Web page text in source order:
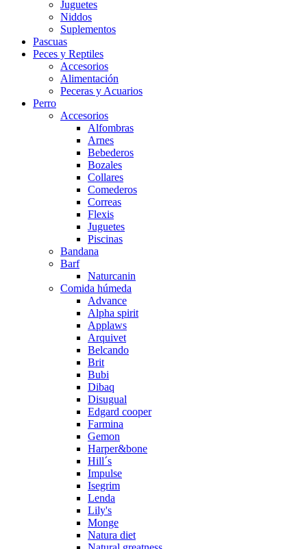
Juguetes
Niddos
Suplementos
Pascuas
Peces y Reptiles
Accesorios
Alimentación
Peceras y Acuarios
Perro
Accesorios
Alfombras
Arnes
Bebederos
Bozales
Collares
Comederos
Correas
Flexis
Juguetes
Piscinas
Bandana
Barf
Naturcanin
Comida húmeda
Advance
Alpha spirit
Applaws
Arquivet
Belcando
Brit
Bubi
Dibaq
Disugual
Edgard cooper
Farmina
Gemon
Harper&bone
Hill´s
Impulse
Isegrim
Lenda
Lily's
Monge
Natura diet